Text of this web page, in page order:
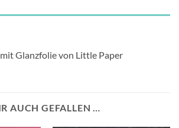
Glanzfolie von Little Paper
AUCH GEFALLEN …